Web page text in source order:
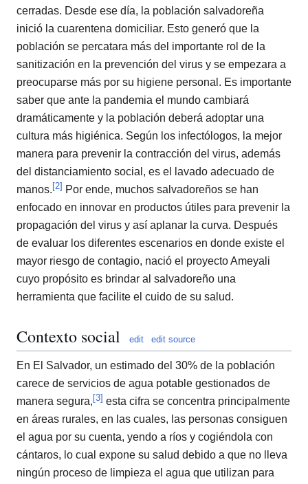
cerradas. Desde ese día, la población salvadoreña
inició la cuarentena domiciliar. Esto generó que la
población se percatara más del importante rol de la
sanitización en la prevención del virus y se empezara a
preocuparse más por su higiene personal. Es importante
saber que ante la pandemia el mundo cambiará
dramáticamente y la población deberá adoptar una
cultura más higiénica. Según los infectólogos, la mejor
manera para prevenir la contracción del virus, además
del distanciamiento social, es el lavado adecuado de
manos. [2] Por ende, muchos salvadoreños se han
enfocado en innovar en productos útiles para prevenir la
propagación del virus y así aplanar la curva. Después
de evaluar los diferentes escenarios en donde existe el
mayor riesgo de contagio, nació el proyecto Ameyali
cuyo propósito es brindar al salvadoreño una
herramienta que facilite el cuido de su salud.
Contexto social edit edit source
En El Salvador, un estimado del 30% de la población
carece de servicios de agua potable gestionados de
manera segura, [3] esta cifra se concentra principalmente
en áreas rurales, en las cuales, las personas consiguen
el agua por su cuenta, yendo a ríos y cogiéndola con
cántaros, lo cual expone su salud debido a que no lleva
ningún proceso de limpieza el agua que utilizan para